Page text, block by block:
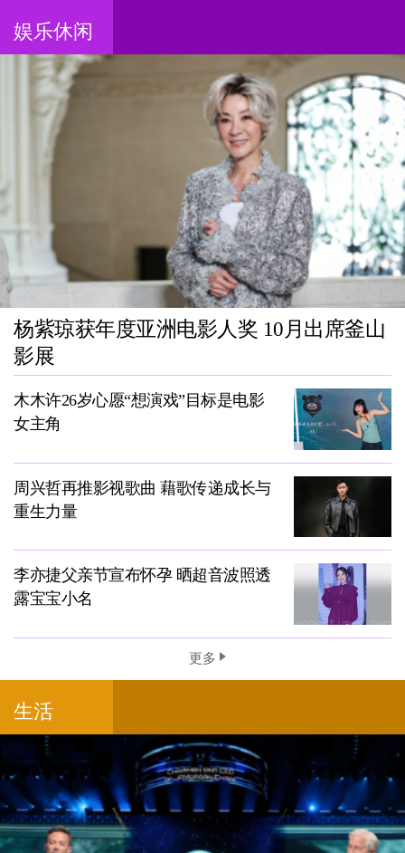
娱乐休闲
杨紫琼获年度亚洲电影人奖 10月出席釜山
影展
木木许26岁心愿“想演戏”目标是电影
女主角
周兴哲再推影视歌曲 藉歌传递成长与
重生力量
李亦捷父亲节宣布怀孕 晒超音波照透
露宝宝小名
更多
生活